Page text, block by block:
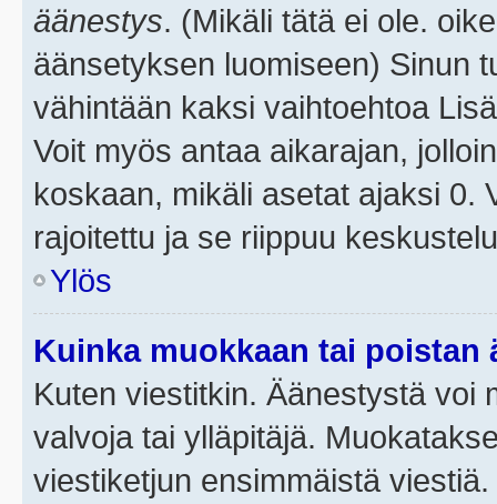
äänestys. (Mikäli tätä ei ole.
äänsetyksen luomiseen) Sinun
vähintään kaksi vaihtoehtoa
Voit myös antaa aikarajan,
koskaan, mikäli asetat ajaksi 0.
rajoitettu ja se riippuu
Ylös
Kuinka muokkaan tai poistan
Kuten viestitkin. Äänestystä voi
valvoja tai ylläpitäjä.
viestiketjun ensimmäistä